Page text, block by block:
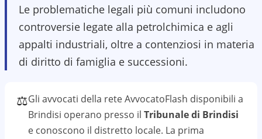
Le problematiche legali più comuni includono
controversie legate alla petrolchimica e agli
appalti industriali, oltre a contenziosi in materia
di diritto di famiglia e successioni.
⚖️Gli avvocati della rete AvvocatoFlash disponibili a
Brindisi operano presso il Tribunale di Brindisi
e conoscono il distretto locale. La prima